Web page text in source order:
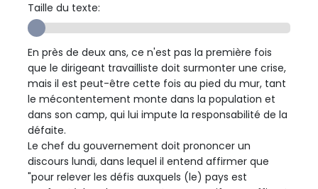
Taille du texte:
En près de deux ans, ce n'est pas la première fois
que le dirigeant travailliste doit surmonter une crise,
mais il est peut-être cette fois au pied du mur, tant
le mécontentement monte dans la population et
dans son camp, qui lui impute la responsabilité de la
défaite.
Le chef du gouvernement doit prononcer un
discours lundi, dans lequel il entend affirmer que
"pour relever les défis auxquels (le) pays est